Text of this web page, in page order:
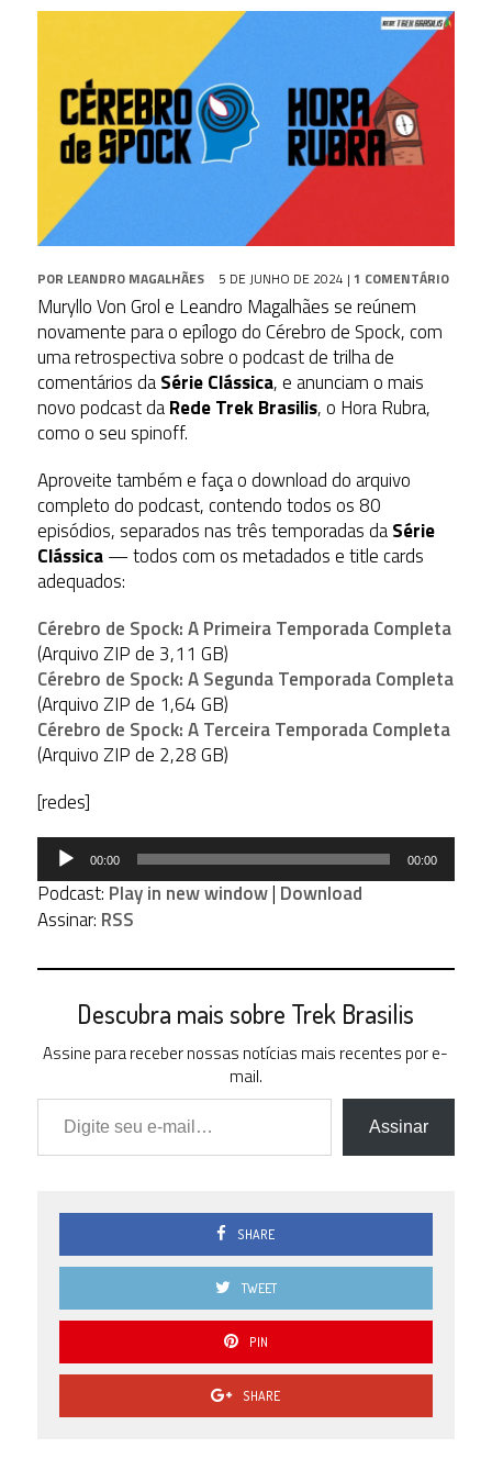
POR LEANDRO MAGALHÃES 5 DE JUNHO DE 2024 | 1 COMENTÁRIO
Muryllo Von Grol e Leandro Magalhães se reúnem
novamente para o epílogo do Cérebro de Spock, com
uma retrospectiva sobre o podcast de trilha de
comentários daSérie Clássica, e anunciam o mais
novo podcast daRede Trek Brasilis, o Hora Rubra,
como o seu spinoff.
Aproveite também e faça o download do arquivo
completo do podcast, contendo todos os 80
episódios, separados nas três temporadas daSérie
Clássica— todos com os metadados e title cards
adequados:
Cérebro de Spock: A Primeira Temporada Completa
(Arquivo ZIP de 3,11 GB)
Cérebro de Spock: A Segunda Temporada Completa
(Arquivo ZIP de 1,64 GB)
Cérebro de Spock: A Terceira Temporada Completa
(Arquivo ZIP de 2,28 GB)
[redes]
Tocador
áudio
00:00 00:00
Podcast: Play in new window| Download
Assinar: RSS
Descubra mais sobre Trek Brasilis
Assine para receber nossas notícias mais recentes por e-
mail.
Digite seu e-mail…
Assinar
SHARE
TWEET
PIN
SHARE